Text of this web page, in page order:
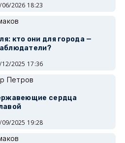
06/2026 18:23
кто они для города —
12/2025 17:36
Петров
сердца
09/2025 19:28